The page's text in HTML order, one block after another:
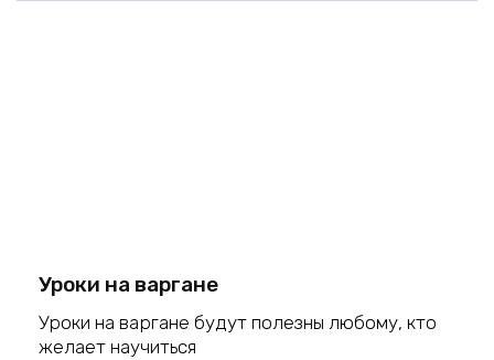
Уроки на варгане
Уроки на варгане будут полезны любому, кто
желает научиться